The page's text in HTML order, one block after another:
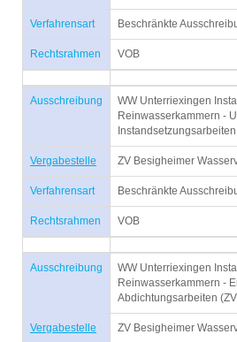
Verfahrensart Beschränkte
Rechtsrahmen VOB
Ausschreibung
WW Unterriexingen
Reinwasserkammern -
Vergabestelle ZV Besigheimer
Verfahrensart Beschränkte
Rechtsrahmen VOB
Ausschreibung
WW Unterriexingen
Reinwasserkammern -
Abdichtungsarbeiten
Vergabestelle ZV Besigheimer